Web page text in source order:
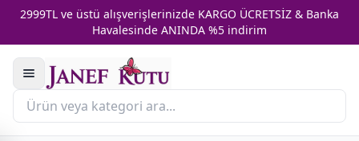
2999TL ve üstü alışverişlerinizde KARGO ÜCRETSİZ & Banka
Havalesinde ANINDA %5 indirim